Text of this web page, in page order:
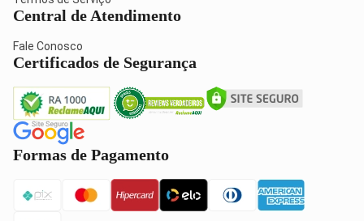
Central de Atendimento
Fale Conosco
Certificados de Segurança
Formas de Pagamento